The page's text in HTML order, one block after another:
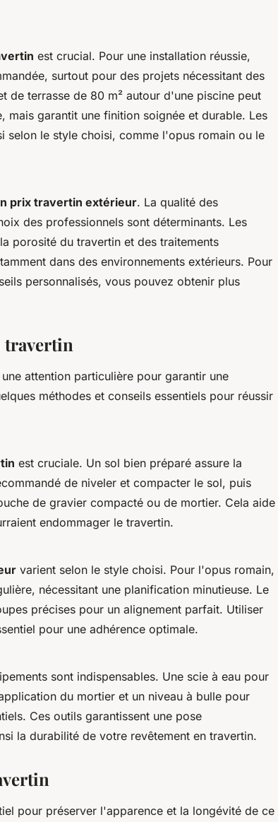
est crucial. Pour une installation réussie,
surtout pour des projets nécessitant des
de terrasse de 80 m² autour d'une piscine peut
mais garantit une finition soignée et durable. Les
selon le style choisi, comme l'opus romain ou le
prix travertin extérieur. La qualité des
des professionnels sont déterminants. Les
porosité du travertin et des traitements
dans des environnements extérieurs. Pour
personnalisés, vous pouvez obtenir plus
travertin
une attention particulière pour garantir une
méthodes et conseils essentiels pour réussir
est cruciale. Un sol bien préparé assure la
de niveler et compacter le sol, puis
de gravier compacté ou de mortier. Cela aide
endommager le travertin.
varient selon le style choisi. Pour l'opus romain,
nécessitant une planification minutieuse. Le
précises pour un alignement parfait. Utiliser
pour une adhérence optimale.
sont indispensables. Une scie à eau pour
du mortier et un niveau à bulle pour
Ces outils garantissent une pose
la durabilité de votre revêtement en travertin.
pour préserver l'apparence et la longévité de ce